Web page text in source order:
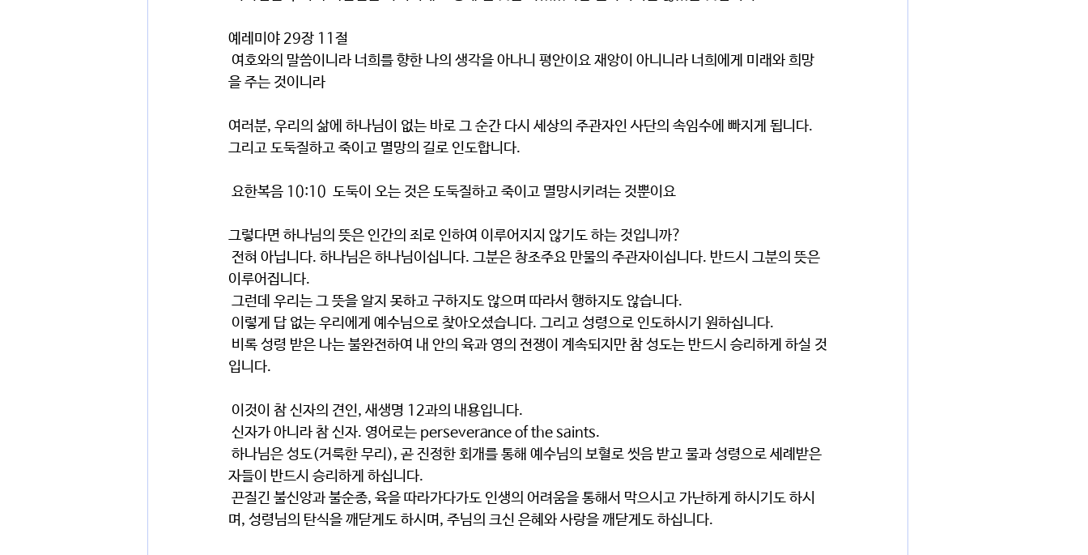
예레미야 29장 11절
을 주는 것이니라
여러분, 우리의 삶에 하나님이 없는 바로 그 순간 다시 세상의 주관자인 사단의 속임수에 빠지게 됩니다.
그리고 도둑질하고 죽이고 멸망의 길로 인도합니다.
요한복음 10:10  도둑이 오는 것은 도둑질하고 죽이고 멸망시키려는 것뿐이요
그렇다면 하나님의 뜻은 인간의 죄로 인하여 이루어지지 않기도 하는 것입니까?
이루어집니다.
그런데 우리는 그 뜻을 알지 못하고 구하지도 않으며 따라서 행하지도 않습니다.
이렇게 답 없는 우리에게 예수님으로 찾아오셨습니다. 그리고 성령으로 인도하시기 원하십니다.
입니다.
이것이 참 신자의 견인, 새생명 12과의 내용입니다.
신자가 아니라 참 신자. 영어로는 perseverance of the saints.
자들이 반드시 승리하게 하십니다.
며, 성령님의 탄식을 깨닫게도 하시며, 주님의 크신 은혜와 사랑을 깨닫게도 하십니다.